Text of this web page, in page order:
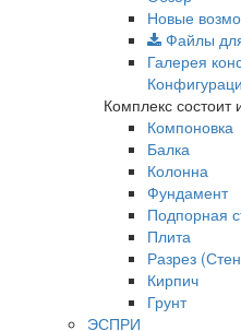
Новые
Файлы
Галерея
Комплекс состоит
Компоновка
Балка
Колонна
Фундамент
Подпорная
Плита
Разрез
Кирпич
Грунт
ЭСПРИ